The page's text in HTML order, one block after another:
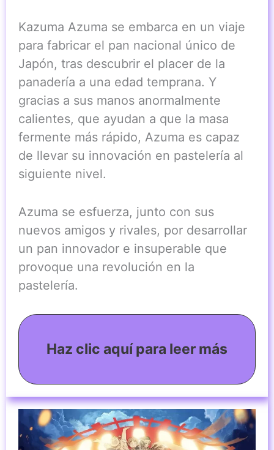
Kazuma Azuma se embarca en un viaje
para fabricar el pan nacional único de
Japón, tras descubrir el placer de la
panadería a una edad temprana. Y
gracias a sus manos anormalmente
calientes, que ayudan a que la masa
fermente más rápido, Azuma es capaz
de llevar su innovación en pastelería al
siguiente nivel.
Azuma se esfuerza, junto con sus
nuevos amigos y rivales, por desarrollar
un pan innovador e insuperable que
provoque una revolución en la
pastelería.
Haz clic aquí para leer más